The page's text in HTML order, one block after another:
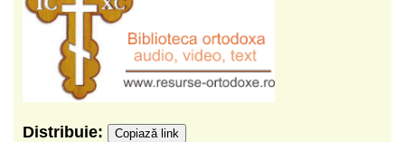
Distribuie: Copiază link